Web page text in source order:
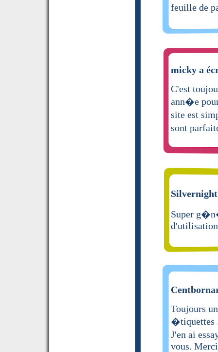
feuille de
micky a
C'est
ann�e
site est
sont
Super
Toujours
�tiquettes
J'en ai
vous.